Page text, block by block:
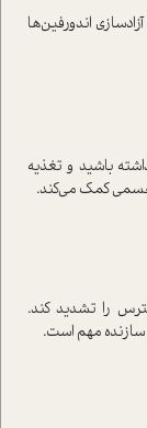
اندورفین‌ها
باشید و تغذیه
جسمی کمک می‌کند.
را تشدید کند.
سازنده مهم است.